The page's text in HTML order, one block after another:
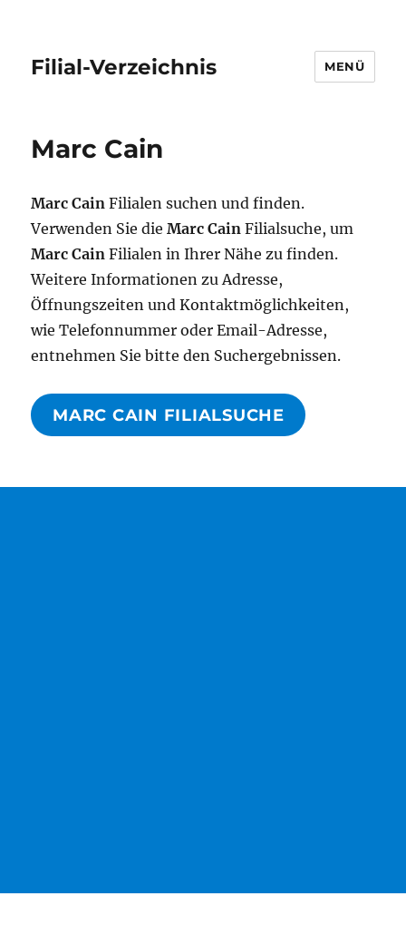
Filial-Verzeichnis MENÜ
Marc Cain
Marc Cain Filialen suchen und finden.
Verwenden Sie dieMarc Cain Filialsuche, um
Marc Cain Filialen in Ihrer Nähe zu finden.
Weitere Informationen zu Adresse,
Öffnungszeiten und Kontaktmöglichkeiten,
wie Telefonnummer oder Email-Adresse,
entnehmen Sie bitte den Suchergebnissen.
MARC CAIN FILIALSUCHE